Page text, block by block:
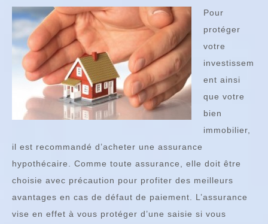
Pour
protéger
votre
investissem
ent ainsi
que votre
bien
immobilier,
il est recommandé d’acheter une assurance
hypothécaire. Comme toute assurance, elle doit être
choisie avec précaution pour profiter des meilleurs
avantages en cas de défaut de paiement. L’assurance
vise en effet à vous protéger d’une saisie si vous